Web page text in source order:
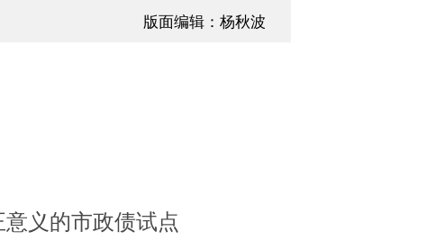
版面编辑：杨秋波
义的市政债试点